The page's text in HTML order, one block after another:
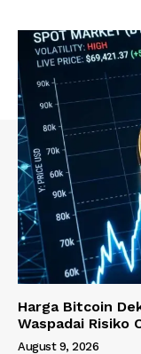
Harga Bitcoin
Waspadai Risiko
August 9, 2026